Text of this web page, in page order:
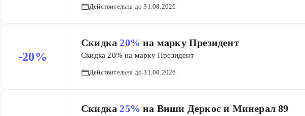
Действительна до 31.08.2026
-20%
Скидка 20%на марку Президент
Скидка 20% на марку Президент
Действительна до 31.08.2026
Скидка 25%на Виши Деркос и Минерал 89